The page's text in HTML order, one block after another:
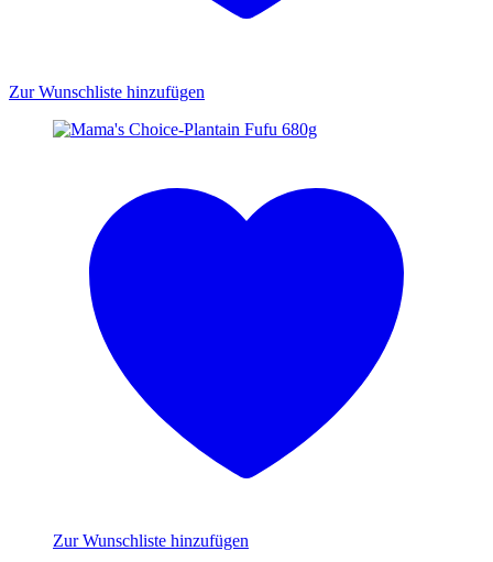
Zur Wunschliste hinzufügen
Zur Wunschliste hinzufügen